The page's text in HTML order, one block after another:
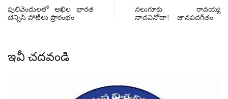
పులివెందులలో అఖిల భారత
టెన్నిస్ పోటీలు ప్రారంభం
నలుగూకు రావయ్య
నాదవినోదా! – జానపదగీతం
ఇవీ చదవండి